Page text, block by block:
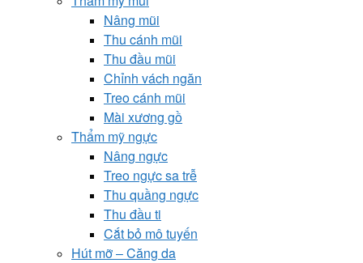
Nâng mũi
Thu cánh mũi
Thu đầu mũi
Chỉnh vách ngăn
Treo cánh mũi
Mài xương gồ
Thẩm mỹ ngực
Nâng ngực
Treo ngực sa trễ
Thu quầng ngực
Thu đầu ti
Cắt bỏ mô tuyến
Hút mỡ – Căng da